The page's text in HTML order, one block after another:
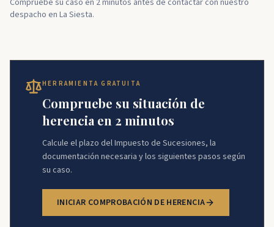
despacho en La Siesta.
HERRAMIENTA GRATUITA
Compruebe su situación de
herencia en 2 minutos
Calcule el plazo del Impuesto de Sucesiones, la
documentación necesaria y los siguientes pasos según
su caso.
INICIAR COMPROBACIÓN DE HERENCIA